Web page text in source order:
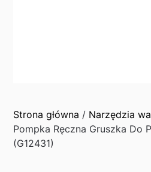
Strona główna / Narzędzia
Pompka Ręczna Gruszka Do
(G12431)